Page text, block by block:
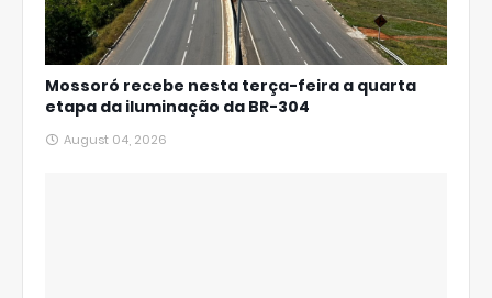
Mossoró recebe nesta terça-feira a quarta
etapa da iluminação da BR-304
August 04, 2026